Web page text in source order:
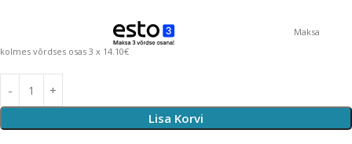
Maksa
kolmes võrdses osas 3 x 14.10€
Lisa Korvi